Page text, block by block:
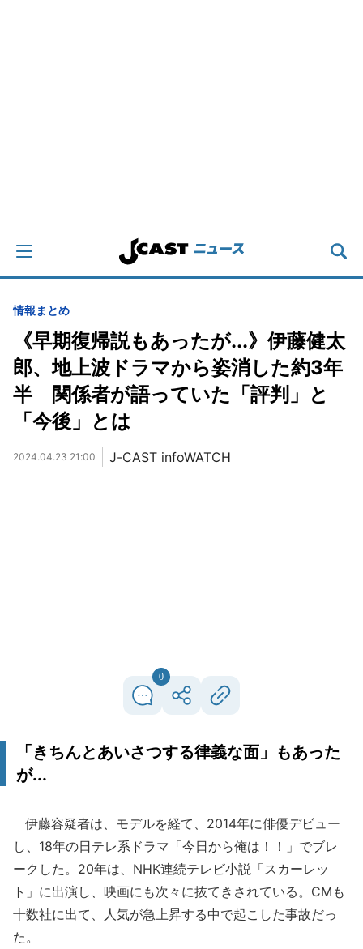
情報まとめ
《早期復帰説もあったが...》伊藤健太
郎、地上波ドラマから姿消した約3年
半 関係者が語っていた「評判」と
「今後」とは
2024.04.23 21:00 J-CAST infoWATCH
0
「きちんとあいさつする律義な面」もあった
が...
伊藤容疑者は、モデルを経て、2014年に俳優デビュー
し、18年の日テレ系ドラマ「今日から俺は！！」でブレ
ークした。20年は、NHK連続テレビ小説「スカーレッ
ト」に出演し、映画にも次々に抜てきされている。CMも
十数社に出て、人気が急上昇する中で起こした事故だっ
た。